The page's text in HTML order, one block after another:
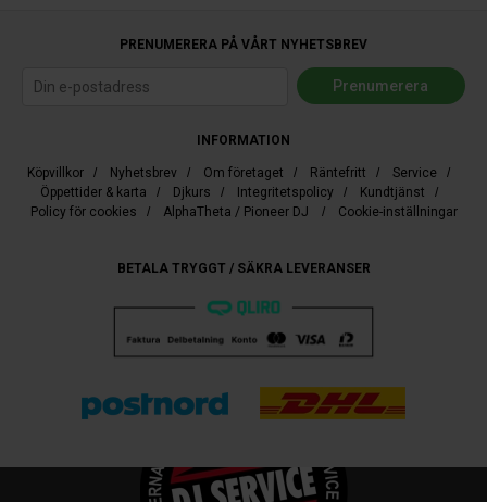
PRENUMERERA PÅ VÅRT NYHETSBREV
INFORMATION
Köpvillkor / Nyhetsbrev / Om företaget / Räntefritt / Service /
Öppettider & karta / Djkurs / Integritetspolicy / Kundtjänst /
Policy för cookies / AlphaTheta / Pioneer DJ / Cookie-inställningar
BETALA TRYGGT / SÄKRA LEVERANSER